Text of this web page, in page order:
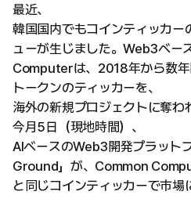
最近、
韓国国内でもコインティッカー
ューが生じました。Web3ベー
Computerは、2018年から数年
トークンのティッカーを、
海外の新規プロジェクトに奪わ
今月5日（現地時間）、
AIベースのWeb3開発プラット
Ground」が、Common
と同じコインティッカーで市場